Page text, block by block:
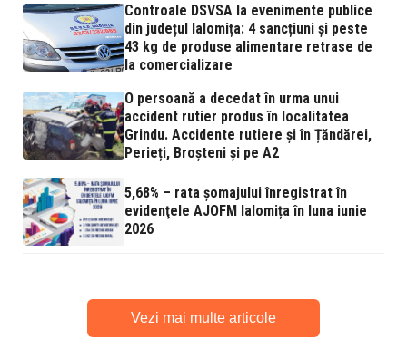
Controale DSVSA la evenimente publice
din județul Ialomița: 4 sancțiuni și peste
43 kg de produse alimentare retrase de
la comercializare
O persoană a decedat în urma unui
accident rutier produs în localitatea
Grindu. Accidente rutiere și în Țăndărei,
Perieți, Broșteni și pe A2
5,68% – rata şomajului înregistrat în
evidenţele AJOFM Ialomița în luna iunie
2026
Vezi mai multe articole